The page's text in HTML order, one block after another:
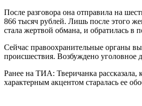
После разговора она отправила на
866 тысяч рублей. Лишь после этого
стала жертвой обмана, и обратилась в
Сейчас правоохранительные органы
происшествия. Возбуждено уголовное
Ранее на ТИА: Тверичанка рассказала,
характерным акцентом старалась ее